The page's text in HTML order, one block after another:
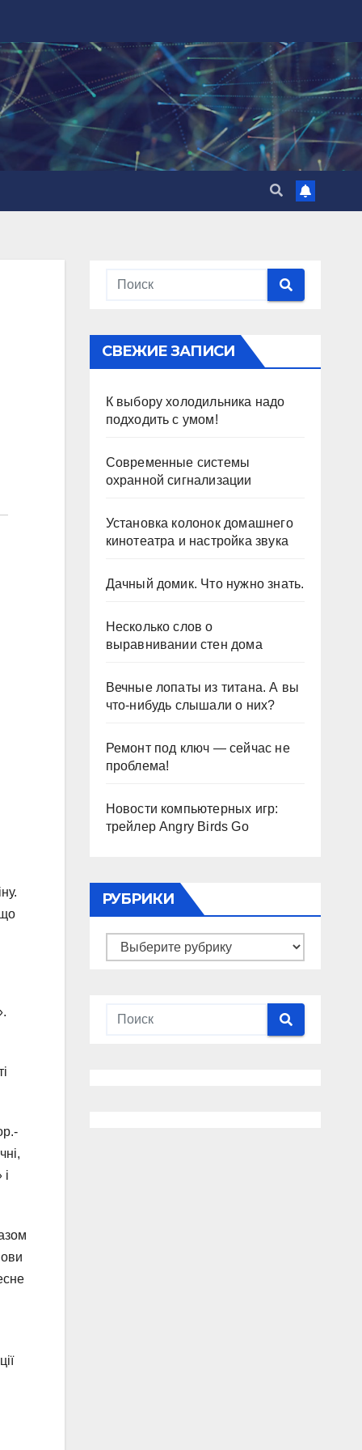
СВЕЖИЕ ЗАПИСИ
К выбору холодильника надо
подходить с умом!
Современные системы
охранной сигнализации
Установка колонок домашнего
кинотеатра и настройка звука
Дачный домик. Что нужно знать.
Несколько слов о
выравнивании стен дома
Вечные лопаты из титана. А вы
что-нибудь слышали о них?
Ремонт под ключ — сейчас не
проблема!
Новости компьютерных игр:
трейлер Angry Birds Go
РУБРИКИ
Рубрики